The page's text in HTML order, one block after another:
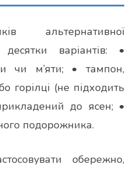
альтернативної
варіантів: •
чи м’яти; • тампон,
горілці (не підходить
до ясен; •
подорожника.
обережно,